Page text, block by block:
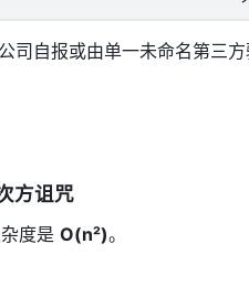
自报或由单一未命名第三方
方诅咒
度是 O(n²)。